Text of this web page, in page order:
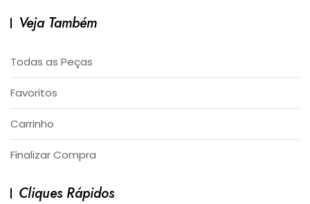
Veja Também
Todas as Peças
Favoritos
Carrinho
Finalizar Compra
Cliques Rápidos